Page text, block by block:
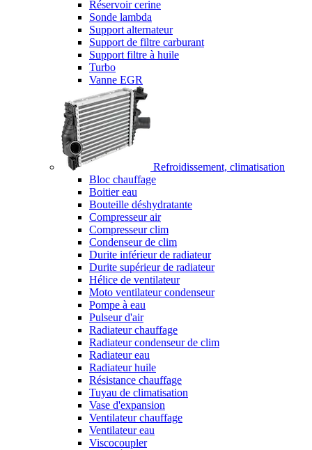
Réservoir cerine
Sonde lambda
Support alternateur
Support de filtre carburant
Support filtre à huile
Turbo
Vanne EGR
Refroidissement, climatisation
Bloc chauffage
Boitier eau
Bouteille déshydratante
Compresseur air
Compresseur clim
Condenseur de clim
Durite inférieur de radiateur
Durite supérieur de radiateur
Hélice de ventilateur
Moto ventilateur condenseur
Pompe à eau
Pulseur d'air
Radiateur chauffage
Radiateur condenseur de clim
Radiateur eau
Radiateur huile
Résistance chauffage
Tuyau de climatisation
Vase d'expansion
Ventilateur chauffage
Ventilateur eau
Viscocoupler